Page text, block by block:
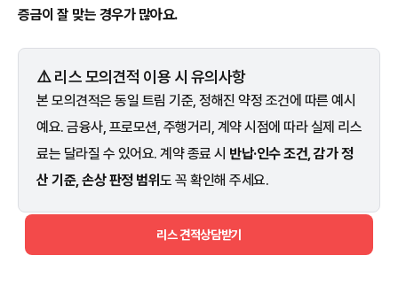
증금이 잘 맞는 경우가 많아요.
⚠️ 리스 모의견적 이용 시 유의사항
본 모의견적은 동일 트림 기준, 정해진 약정 조건에 따른 예시
예요. 금융사, 프로모션, 주행거리, 계약 시점에 따라 실제 리스
료는 달라질 수 있어요. 계약 종료 시 반납·인수 조건, 감가 정
산 기준, 손상 판정 범위도 꼭 확인해 주세요.
리스 견적상담받기